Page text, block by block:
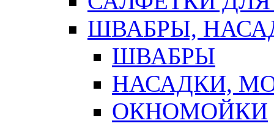
ШВАБРЫ,
ШВАБРЫ
НАСАДКИ,
ОКНОМОЙКИ